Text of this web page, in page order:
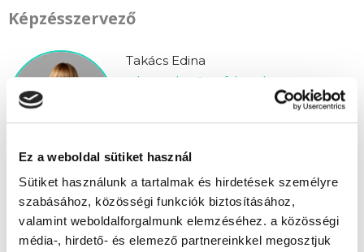
Ez a weboldal sütiket használ
Sütiket használunk a tartalmak és hirdetések személyre
szabásához, közösségi funkciók biztosításához,
valamint weboldalforgalmunk elemzéséhez. a közösségi
média-, hirdető- és elemező partnereinkkel megosztjuk
Képzésszervező
Takács Edina
takacs.edina@tanfolyam.hu
" Q " csoport